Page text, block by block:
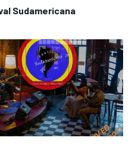
Sudamericana